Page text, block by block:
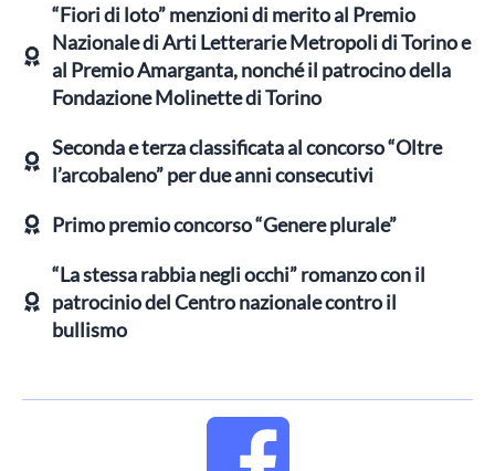
“Fiori di loto” menzioni di merito al Premio
Nazionale di Arti Letterarie Metropoli di Torino e
al Premio Amarganta, nonché il patrocino della
Fondazione Molinette di Torino
Seconda e terza classificata al concorso “Oltre
l’arcobaleno” per due anni consecutivi
Primo premio concorso “Genere plurale”
“La stessa rabbia negli occhi” romanzo con il
patrocinio del Centro nazionale contro il
bullismo